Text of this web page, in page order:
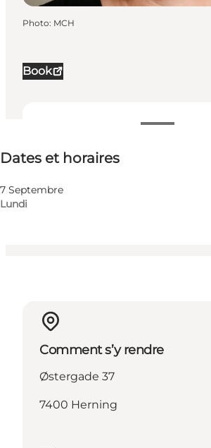
Book
Dates et horaires
7 Septembre
Lundi
Visiter le site web
My business, Myself, My partner,
Photo: MCH
Comment s’y rendre
Østergade 37
7400 Herning